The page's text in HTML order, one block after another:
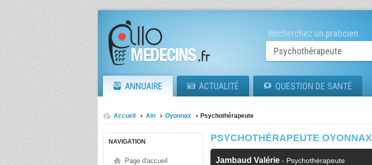
Recherchez un praticien
ANNUAIRE ACTUALITÉ QUESTION DE SANTÉ
Accueil Ain Oyonnax Psychothérapeute
NAVIGATION
Page d'accueil
PSYCHOTHÉRAPEUTE OYONNAX
Jambaud Valérie - Psychothérapeute